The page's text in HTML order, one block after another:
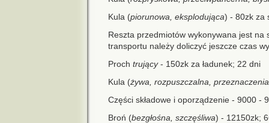
Kula (piorunowa, eksplodująca) - 80zk za
Reszta przedmiotów wykonywana jest
transportu należy doliczyć jeszcze czas
Proch trujący- 150zk za ładunek; 22 dni
Kula (żywa, rozpuszczalna, przeznaczenia
Części składowe i oporządzenie - 9000 -
Broń (bezgłośna, szczęśliwa) - 12150zk;